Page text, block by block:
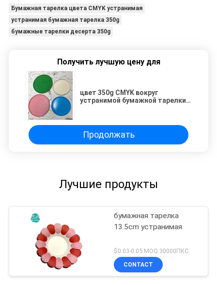
Бумажная тарелка цвета CMYK устранимая
устранимая бумажная тарелка 350g
бумажные тарелки десерта 350g
Получить лучшую цену для
цвет 350g CMYK вокруг
устранимой бумажной тарелки
Продолжать
Лучшие продукты
бумажная тарелка
13.5cm устранимая
$0.03-0.05 MOQ:30000ПКС
CONTACT